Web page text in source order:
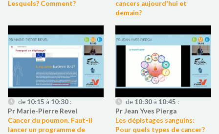
Lesquels? Comment?
cancers aujourd'hui et
demain?
de 10:15 à 10:30 :
Pr Marie-Pierre Revel
Cancer du poumon. Faut-il
lancer un programme de
de 10:30 à 10:45 :
Pr Jean Yves Pierga
Les dépistages sanguins:
Pour quels types de cancer?